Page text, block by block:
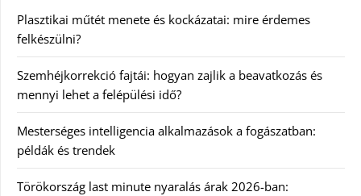
Plasztikai műtét menete és kockázatai: mire érdemes
felkészülni?
Szemhéjkorrekció fajtái: hogyan zajlik a beavatkozás és
mennyi lehet a felépülési idő?
Mesterséges intelligencia alkalmazások a fogászatban:
példák és trendek
Törökország last minute nyaralás árak 2026-ban: